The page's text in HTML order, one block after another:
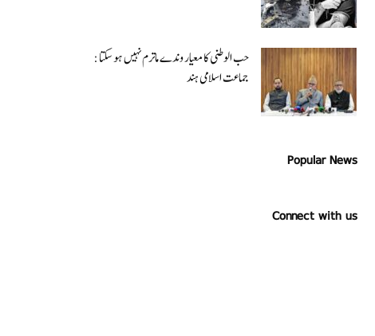
حب الوطنی کا معیار وندے ماترم نہیں ہو سکتا :
جماعت اسلامی ہند
Popular News
Connect with us